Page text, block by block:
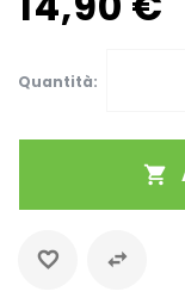
Quantità: